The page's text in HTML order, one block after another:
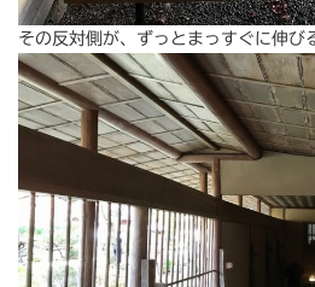
その反対側が、ずっとまっすぐに伸び